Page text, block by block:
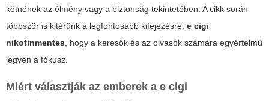
kötnének az élmény vagy a biztonság tekintetében. A cikk során
többször is kitérünk a legfontosabb kifejezésre: e cigi
nikotinmentes, hogy a keresők és az olvasók számára egyértelmű
legyen a fókusz.
Miért választják az emberek a e cigi